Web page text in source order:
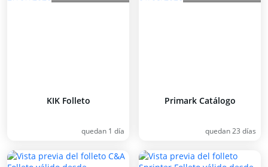
KIK Folleto
quedan 1 día
Primark Catálogo
quedan 23 días